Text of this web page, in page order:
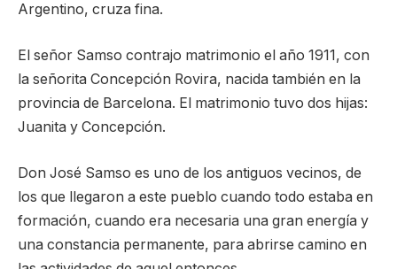
Argentino, cruza fina.
El señor Samso contrajo matrimonio el año 1911, con
la señorita Concepción Rovira, nacida también en la
provincia de Barcelona. El matrimonio tuvo dos hijas:
Juanita y Concepción.
Don José Samso es uno de los antiguos vecinos, de
los que llegaron a este pueblo cuando todo estaba en
formación, cuando era necesaria una gran energía y
una constancia permanente, para abrirse camino en